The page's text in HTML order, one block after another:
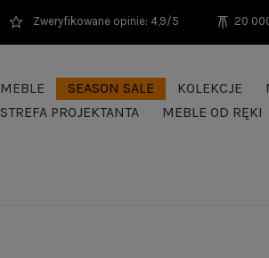
Zweryfikowane opinie: 4,9/5 20
MEBLE SEASON SALE KOLEKCJE
STREFA PROJEKTANTA
MEBLE OD RĘKI